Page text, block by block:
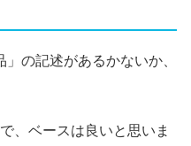
の記述があるかないか、
、ベースは良いと思いま